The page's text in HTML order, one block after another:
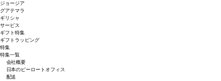
ジョージア
グアテマラ
ギリシャ
サービス
ギフト特集
ギフトラッピング
特集
特集一覧
会社概要
日本のピーロートオフィス
配送